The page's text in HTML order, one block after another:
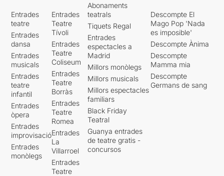
Entrades
teatre
Entrades
dansa
Entrades
musicals
Entrades
teatre
infantil
Entrades
òpera
Entrades
improvisació
Entrades
monòlegs
Entrades
Teatre
Tívoli
Entrades
Teatre
Coliseum
Entrades
Teatre
Borràs
Entrades
Teatre
Romea
Entrades
La
Villarroel
Entrades
Teatre
Abonaments
teatrals
Tiquets Regal
Entrades
espectacles a
Madrid
Millors monòlegs
Millors musicals
Millors espectacles
familiars
Black Friday
Teatral
Guanya entrades
de teatre gratis -
concursos
Descompte El
Mago Pop 'Nada
es imposible'
Descompte Ànima
Descompte
Mamma mia
Descompte
Germans de sang